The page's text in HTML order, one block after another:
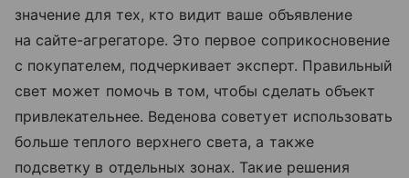
значение для тех, кто видит ваше объявление
на сайте-агрегаторе. Это первое соприкосновение
с покупателем, подчеркивает эксперт. Правильный
свет может помочь в том, чтобы сделать объект
привлекательнее. Веденова советует использовать
больше теплого верхнего света, а также
подсветку в отдельных зонах. Такие решения